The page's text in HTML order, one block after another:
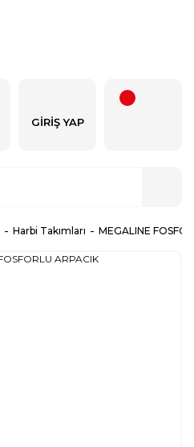
GIRIŞ YAP
Harbi Takımları MEGALINE